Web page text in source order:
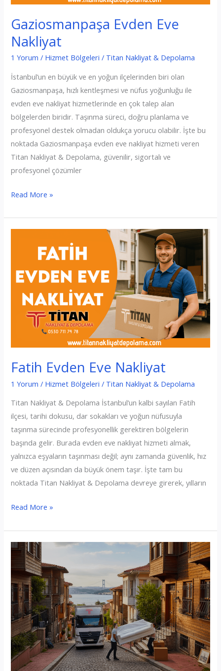
Gaziosmanpaşa Evden Eve
Nakliyat
1 Yorum / Hizmet Bölgeleri / Titan Nakliyat & Depolama
İstanbul’un en büyük ve en yoğun ilçelerinden biri olan
Gaziosmanpaşa, hızlı kentleşmesi ve nüfus yoğunluğu ile
evden eve nakliyat hizmetlerinde en çok talep alan
bölgelerden biridir. Taşınma süreci, doğru planlama ve
profesyonel destek olmadan oldukça yorucu olabilir. İşte bu
noktada Gaziosmanpaşa evden eve nakliyat hizmeti veren
Titan Nakliyat & Depolama, güvenilir, sigortalı ve
profesyonel çözümler
Gaziosmanpaşa
Eve
Read More »
Fatih Evden Eve Nakliyat
1 Yorum / Hizmet Bölgeleri / Titan Nakliyat & Depolama
Titan Nakliyat & Depolama İstanbul’un kalbi sayılan Fatih
ilçesi, tarihi dokusu, dar sokakları ve yoğun nüfusuyla
taşınma sürecinde profesyonellik gerektiren bölgelerin
başında gelir. Burada evden eve nakliyat hizmeti almak,
yalnızca eşyaların taşınması değil; aynı zamanda güvenlik, hız
ve düzen açısından da büyük önem taşır. İşte tam bu
noktada Titan Nakliyat & Depolama devreye girerek, yılların
Fatih
Eve
Nakliyat
Read More »